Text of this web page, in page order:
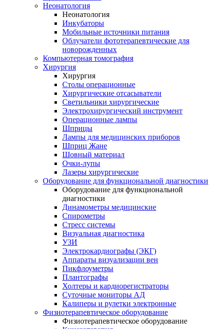
Неонатология
Неонатология
Инкубаторы
Мобильные источники питания
Облучатели фототерапевтические для
новорожденных
Компьютерная томография
Хирургия
Хирургия
Столы операционные
Хирургические отсасыватели
Светильники хирургические
Электрохирургический инструмент
Операционные лампы
Шприцы
Лампы для медицинских приборов
Шприц Жане
Шовный материал
Очки-лупы
Лазеры хирургические
Оборудование для функциональной диагностики
Оборудование для функциональной
диагностики
Динамометры медицинские
Спирометры
Стресс системы
Визуальная диагностика
УЗИ
Электрокардиографы (ЭКГ)
Аппараты визуализации вен
Пикфлоуметры
Плантографы
Холтеры и кардиорегистраторы
Суточные мониторы АД
Калиперы и рулетки электронные
Физиотерапевтическое оборудование
Физиотерапевтическое оборудование